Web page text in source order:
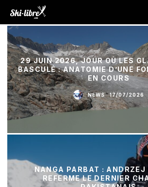
29 JUIN 2026, JOUR OÙ LES
BASCULÉ : ANATOMIE D’UNE
EN COURS
NEWS · 17/07/2026
NANGA PARBAT : ANDRZEJ
REFERME LE DERNIER